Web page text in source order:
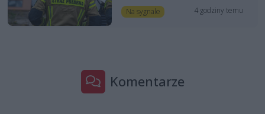
Na sygnale 4 godziny temu
Komentarze